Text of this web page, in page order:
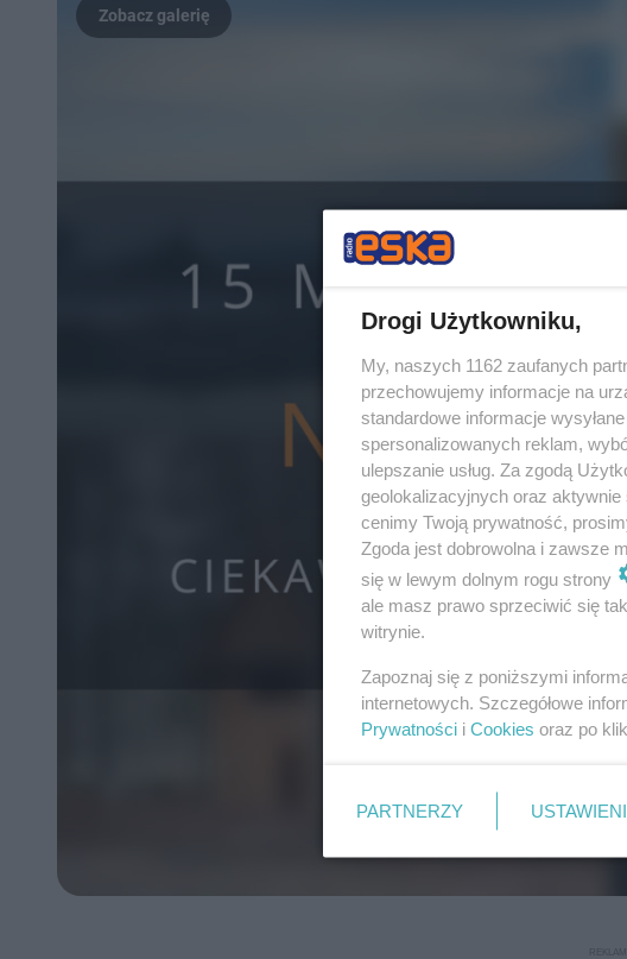
Drogi Użytkowniku,
My, naszych 1162 zaufanych
przechowujemy informacje na
standardowe informacje
spersonalizowanych reklam,
ulepszanie usług. Za zgodą
geolokalizacyjnych oraz
cenimy Twoją prywatność,
Zgoda jest dobrowolna i zawsze
się w lewym dolnym rogu strony
ale masz prawo sprzeciwić się
witrynie.
Zapoznaj się z poniższymi
internetowych. Szczegółowe
Prywatności i Cookies oraz po
PARTNERZY